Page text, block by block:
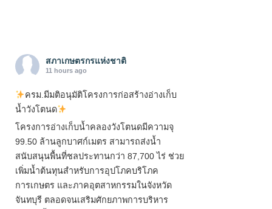
สภาเกษตรกรแห่งชาติ
11 hours ago
ครม.มีมติอนุมัติโครงการก่อสร้างอ่างเก็บ
น้ำวังโตนด
โครงการอ่างเก็บน้ำคลองวังโตนดมีความจุ
99.50 ล้านลูกบาศก์เมตร สามารถส่งน้ำ
สนับสนุนพื้นที่ชลประทานกว่า 87,700 ไร่ ช่วย
เพิ่มน้ำต้นทุนสำหรับการอุปโภคบริโภค
การเกษตร และภาคอุตสาหกรรมในจังหวัด
จันทบุรี ตลอดจนเสริมศักยภาพการบริหาร